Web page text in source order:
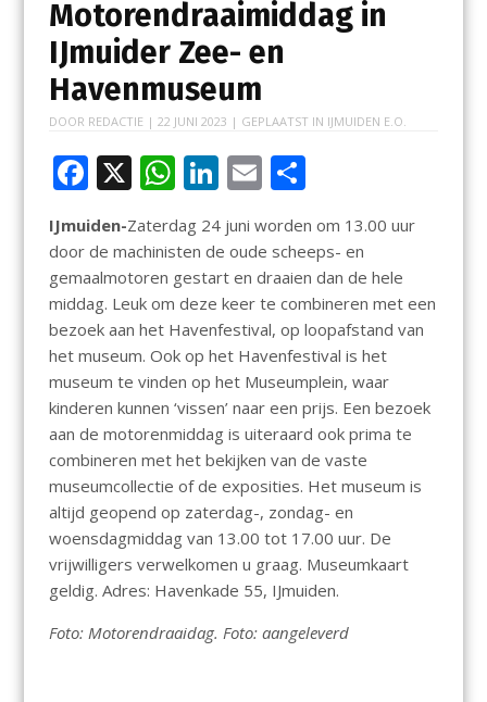
Motorendraaimiddag in
IJmuider Zee- en
Havenmuseum
DOOR REDACTIE | 22 JUNI 2023 | GEPLAATST IN IJMUIDEN E.O.
F
ac
e
b
o
o
k
X W
h
at
s
A
p
p
Li
k
e
dI
n
E
m
ai
l
D
e
n
IJmuiden-Zaterdag 24 juni worden om 13.00 uur
door de machinisten de oude scheeps- en
gemaalmotoren gestart en draaien dan de hele
middag. Leuk om deze keer te combineren met een
bezoek aan het Havenfestival, op loopafstand van
het museum. Ook op het Havenfestival is het
museum te vinden op het Museumplein, waar
kinderen kunnen ‘vissen’ naar een prijs. Een bezoek
aan de motorenmiddag is uiteraard ook prima te
combineren met het bekijken van de vaste
museumcollectie of de exposities. Het museum is
altijd geopend op zaterdag-, zondag- en
woensdagmiddag van 13.00 tot 17.00 uur. De
vrijwilligers verwelkomen u graag. Museumkaart
geldig. Adres: Havenkade 55, IJmuiden.
Foto: Motorendraaidag. Foto: aangeleverd